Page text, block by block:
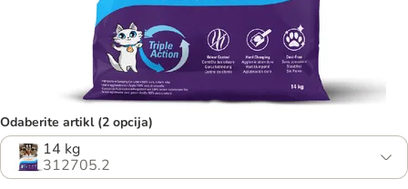
Odaberite artikl (2 opcija)
14 kg
312705.2